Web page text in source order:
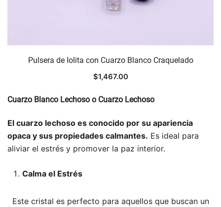
Pulsera de Iolita con Cuarzo Blanco Craquelado
$1,467.00
Cuarzo Blanco Lechoso o Cuarzo Lechoso
El cuarzo lechoso es conocido por su apariencia
opaca y sus propiedades calmantes. Es ideal para
aliviar el estrés y promover la paz interior.
Calma el Estrés
Este cristal es perfecto para aquellos que buscan un